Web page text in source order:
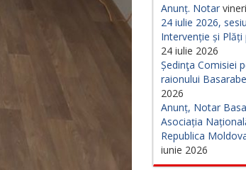
Anunț. Notar
24 iulie 2026,
Intervenție și Plăți
24 iulie 2026
Ședinţa Comisiei
raionului
2026
Anunț, Notar
Asociația
Republica
iunie 2026